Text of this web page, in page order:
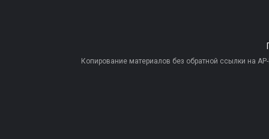
Копирование материалов без обратной ссылки на